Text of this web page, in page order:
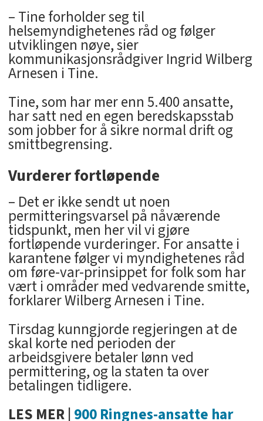
– Tine forholder seg til
helsemyndighetenes råd og følger
utviklingen nøye, sier
kommunikasjonsrådgiver Ingrid Wilberg
Arnesen i Tine.
Tine, som har mer enn 5.400 ansatte,
har satt ned en egen beredskapsstab
som jobber for å sikre normal drift og
smittbegrensing.
Vurderer fortløpende
– Det er ikke sendt ut noen
permitteringsvarsel på nåværende
tidspunkt, men her vil vi gjøre
fortløpende vurderinger. For ansatte i
karantene følger vi myndighetenes råd
om føre-var-prinsippet for folk som har
vært i områder med vedvarende smitte,
forklarer Wilberg Arnesen i Tine.
Tirsdag kunngjorde regjeringen at de
skal korte ned perioden der
arbeidsgivere betaler lønn ved
permittering, og la staten ta over
betalingen tidligere.
LES MER |900 Ringnes-ansatte har